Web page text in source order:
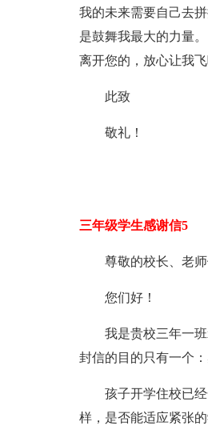
我的未来需要自己去
是鼓舞我最大的力量
离开您的，放心让我
此致
敬礼！
三年级学生感谢信5
尊敬的校长、老师
您们好！
我是贵校三年一
封信的目的只有一个
孩子开学住校已
样，是否能适应紧张